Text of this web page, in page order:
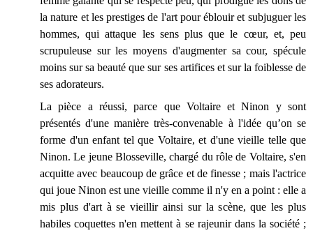
la nature et les prestiges de l'art pour éblouir et subjuguer les
hommes, qui attaque les sens plus que le cœur, et, peu
scrupuleuse sur les moyens d'augmenter sa cour, spécule
moins sur sa beauté que sur ses artifices et sur la foiblesse de
ses adorateurs.
La pièce a réussi, parce que Voltaire et Ninon y sont
présentés d'une manière très-convenable à l'idée qu’on se
forme d'un enfant tel que Voltaire, et d'une vieille telle que
Ninon. Le jeune Blosseville, chargé du rôle de Voltaire, s'en
acquitte avec beaucoup de grâce et de finesse ; mais l'actrice
qui joue Ninon est une vieille comme il n'y en a point : elle a
mis plus d'art à se vieillir ainsi sur la scène, que les plus
habiles coquettes n'en mettent à se rajeunir dans la société ;